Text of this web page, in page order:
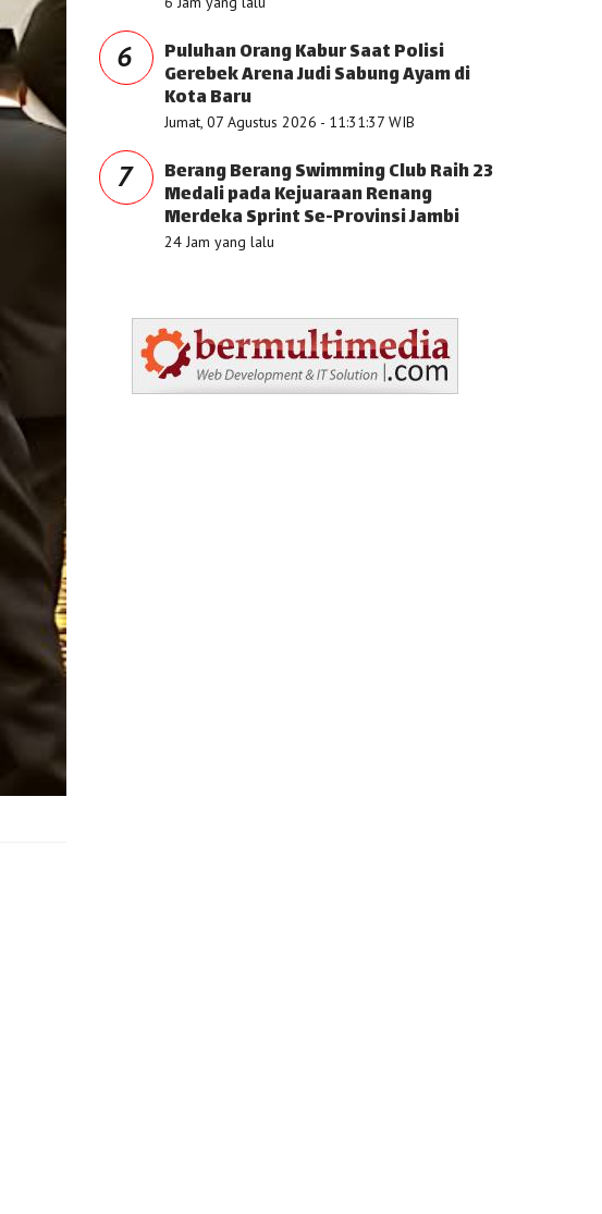
6 Puluhan Orang Kabur Saat Polisi
Gerebek Arena Judi Sabung Ayam di
Kota Baru
Jumat, 07 Agustus 2026 - 11:31:37 WIB
7 Berang Berang Swimming Club Raih 23
Medali pada Kejuaraan Renang
Merdeka Sprint Se-Provinsi Jambi
24 Jam yang lalu